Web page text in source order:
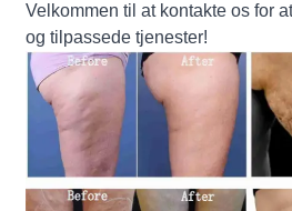
Velkommen til at kontakte os for
og tilpassede tjenester!